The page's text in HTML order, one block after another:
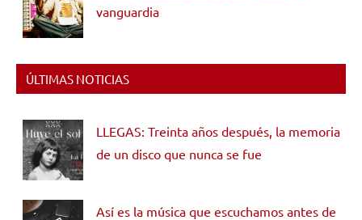
vanguardia
ÚLTIMAS NOTICIAS
LLEGAS: Treinta años después, la memoria
de un disco que nunca se fue
Así es la música que escuchamos antes de